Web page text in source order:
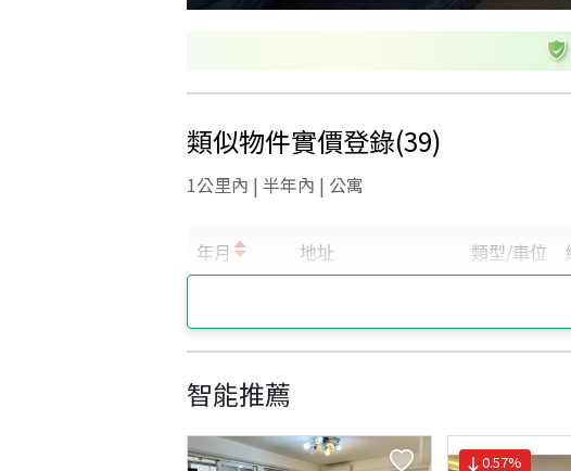
類似物件實價登錄(39)
1公里內 | 半年內 | 公寓
智能推薦
0.57%